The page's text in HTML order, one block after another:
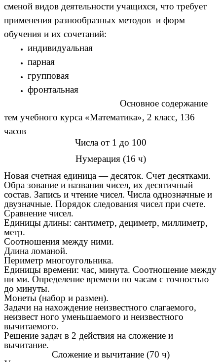
сменой видов деятельности учащихся, что требует
применения разнообразных методов и форм
обучения и их сочетаний:
индивидуальная
парная
групповая
фронтальная
Основное содержание
тем учебного курса «Математика», 2 класс, 136
часов
Числа от 1 до 100
Нумерация (16 ч)
Новая счетная единица — десяток. Счет десятками.
Обра зование и названия чисел, их десятичный
состав. Запись и чтение чисел. Числа однозначные и
двузначные. Порядок следования чисел при счете.
Сравнение чисел.
Единицы длины: сантиметр, дециметр, миллиметр,
метр.
Соотношения между ними.
Длина ломаной.
Периметр многоугольника.
Единицы времени: час, минута. Соотношение между
ни ми. Определение времени по часам с точностью
до минуты.
Монеты (набор и размен).
Задачи на нахождение неизвестного слагаемого,
неизвест ного уменьшаемого и неизвестного
вычитаемого.
Решение задач в 2 действия на сложение и
вычитание.
Сложение и вычитание (70 ч)